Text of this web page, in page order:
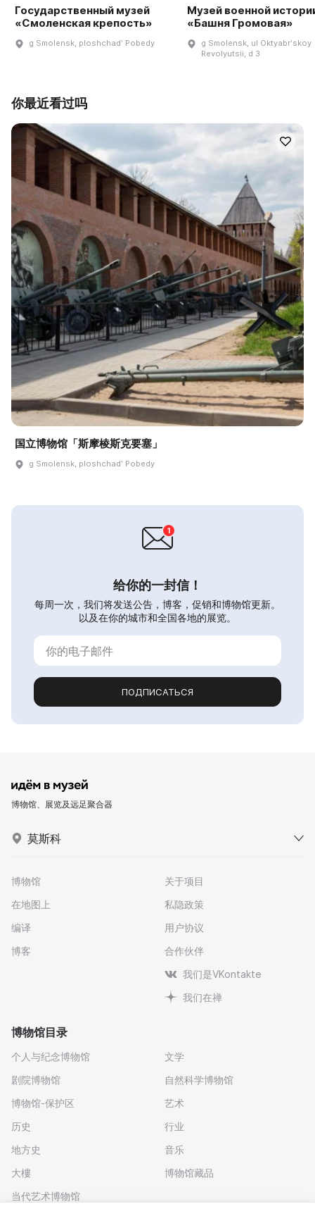
Государственный музей
«Смоленская крепость»
g Smolensk, ploshchadʹ Pobedy
Музей военной
«Башня Громовая»
g Smolensk, ul Oktyabrʹskoy
Revolyutsii, d 3
你最近看过吗
国立博物馆「斯摩棱斯克要塞」
g Smolensk, ploshchadʹ Pobedy
给你的一封信！
每周一次，我们将发送公告，博客，促销和博物馆更新。
以及在你的城市和全国各地的展览。
ПОДПИСАТЬСЯ
博物馆、展览及远足聚合器
莫斯科
博物馆
在地图上
编译
博客
关于项目
私隐政策
用户协议
合作伙伴
我们是VKontakte
我们在禅
博物馆目录
个人与纪念博物馆
剧院博物馆
博物馆-保护区
历史
地方史
大樓
当代艺术博物馆
文学
自然科学博物馆
艺术
行业
音乐
博物馆藏品